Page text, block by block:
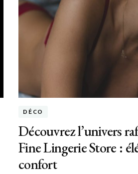
DÉCO
Découvrez l’univers
Fine Lingerie Store :
confort